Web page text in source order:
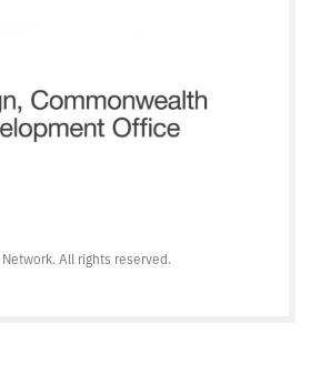
All rights reserved.